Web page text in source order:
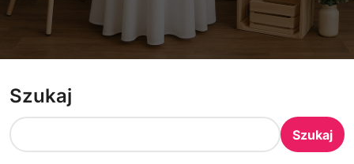
Szukaj
Szukaj